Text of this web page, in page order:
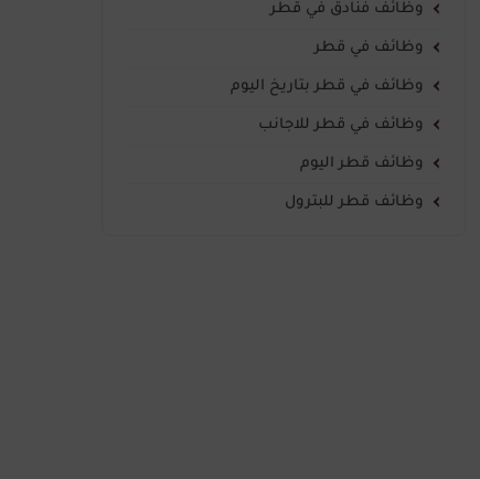
وظائف فنادق في قطر
وظائف في قطر
وظائف في قطر بتاريخ اليوم
وظائف في قطر للاجانب
وظائف قطر اليوم
وظائف قطر للبترول